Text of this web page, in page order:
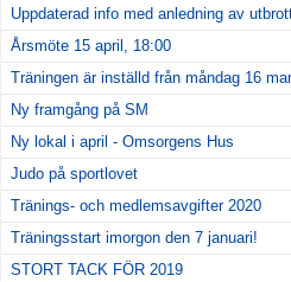
Uppdaterad info med anledning av
Årsmöte 15 april, 18:00
Träningen är inställd från måndag 16
Ny framgång på SM
Ny lokal i april - Omsorgens Hus
Judo på sportlovet
Tränings- och medlemsavgifter 2020
Träningsstart imorgon den 7 januari!
STORT TACK FÖR 2019